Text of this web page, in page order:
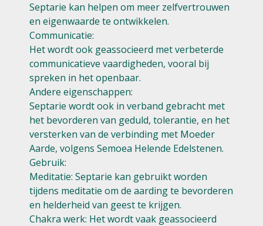
Septarie kan helpen om meer zelfvertrouwen
en eigenwaarde te ontwikkelen.
Communicatie:
Het wordt ook geassocieerd met verbeterde
communicatieve vaardigheden, vooral bij
spreken in het openbaar.
Andere eigenschappen:
Septarie wordt ook in verband gebracht met
het bevorderen van geduld, tolerantie, en het
versterken van de verbinding met Moeder
Aarde, volgens Semoea Helende Edelstenen.
Gebruik:
Meditatie: Septarie kan gebruikt worden
tijdens meditatie om de aarding te bevorderen
en helderheid van geest te krijgen.
Chakra werk: Het wordt vaak geassocieerd